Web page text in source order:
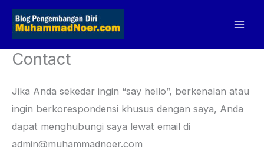
Skip
Contact
Jika Anda sekedar ingin “say hello”, berkenalan atau
ingin berkorespondensi khusus dengan saya, Anda
dapat menghubungi saya lewat email di
admin@muhammadnoer.com